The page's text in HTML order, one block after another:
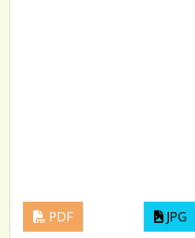
PDF JPG